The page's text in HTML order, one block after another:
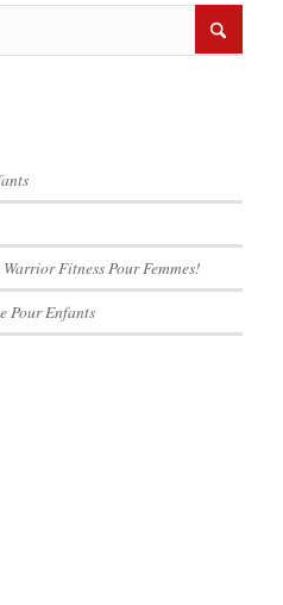
Fitness Pour Femmes!
Pour Enfants